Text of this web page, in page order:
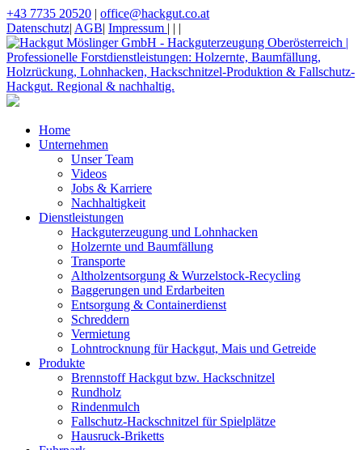
+43 7735 20520 | office@hackgut.co.at
Datenschutz| AGB| Impressum | | |
Home
Unternehmen
Unser Team
Videos
Jobs & Karriere
Nachhaltigkeit
Dienstleistungen
Hackguterzeugung und Lohnhacken
Holzernte und Baumfällung
Transporte
Altholzentsorgung & Wurzelstock-Recycling
Baggerungen und Erdarbeiten
Entsorgung & Containerdienst
Schreddern
Vermietung
Lohntrocknung für Hackgut, Mais und Getreide
Produkte
Brennstoff Hackgut bzw. Hackschnitzel
Rundholz
Rindenmulch
Fallschutz-Hackschnitzel für Spielplätze
Hausruck-Briketts